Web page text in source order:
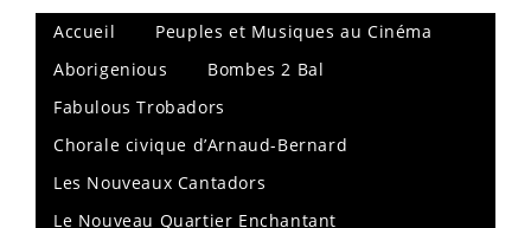
Accueil
Peuples et Musiques au Cinéma
Aborigenious
Bombes 2 Bal
Fabulous Trobadors
Chorale civique d’Arnaud-Bernard
Les Nouveaux Cantadors
Le Nouveau Quartier Enchantant